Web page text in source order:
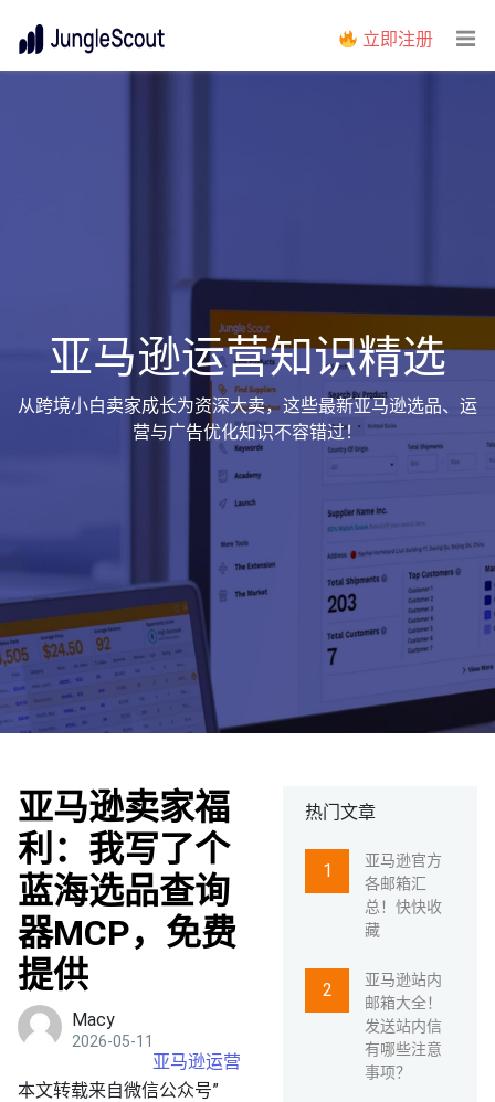
立即注册
亚马逊运营知识精选
从跨境小白卖家成长为资深大卖，这些最新亚马逊选品、运
营与广告优化知识不容错过！
亚马逊卖家福
利：我写了个
蓝海选品查询
器MCP，免费
提供
Macy
2026-05-11
亚马逊运营
本文转载来自微信公众号”
热门文章
亚马逊官方
各邮箱汇
总！快快收
藏
亚马逊站内
邮箱大全！
发送站内信
有哪些注意
事项？